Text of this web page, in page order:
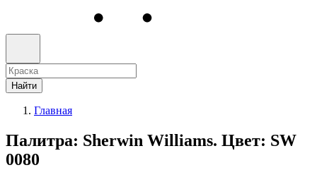
Найти
Главная
Палитра: Sherwin Williams. Цвет: SW
0080